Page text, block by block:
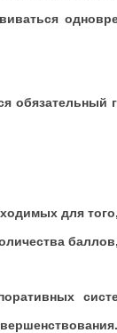
обязательный
для